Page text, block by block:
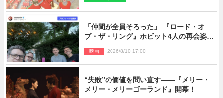
「仲間が全員そろった」 『ロード・オ
ブ・ザ・リング』ホビット4人の再会姿に
映画 2026/8/10 17:00
“失敗”の価値を問い直す――『メリー・
メリー・メリーゴーランド』開幕！